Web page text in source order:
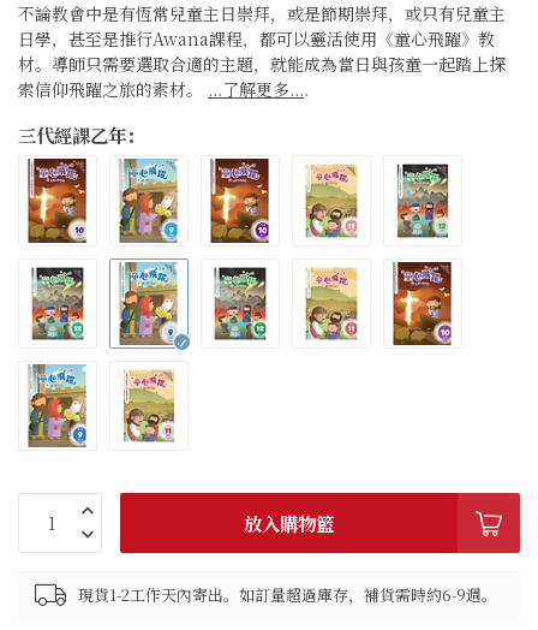
不論教會中是有恆常兒童主日崇拜，或是節期崇拜，或只有兒童主
日學，甚至是推行Awana課程，都可以靈活使用《童心飛躍》教
材。導師只需要選取合適的主題，就能成為當日與孩童一起踏上探
索信仰飛躍之旅的素材。 ...了解更多....
三代經課乙年：
放入購物籃
現貨1-2工作天內寄出。如訂量超過庫存，補貨需時約6-9週。